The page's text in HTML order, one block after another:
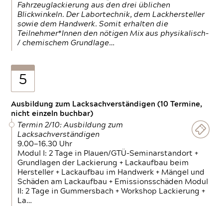
Fahrzeuglackierung aus den drei üblichen
Blickwinkeln. Der Labortechnik, dem Lackhersteller
sowie dem Handwerk. Somit erhalten die
Teilnehmer*Innen den nötigen Mix aus physikalisch-
/ chemischem Grundlage…
5
Ausbildung zum Lacksachverständigen (10 Termine,
nicht einzeln buchbar)
Termin 2/10: Ausbildung zum
Lacksachverständigen
9.00—16.30 Uhr
Modul I: 2 Tage in Plauen/GTÜ-Seminarstandort +
Grundlagen der Lackierung + Lackaufbau beim
Hersteller + Lackaufbau im Handwerk + Mängel und
Schäden am Lackaufbau + Emissionsschäden Modul
II: 2 Tage in Gummersbach + Workshop Lackierung +
La…